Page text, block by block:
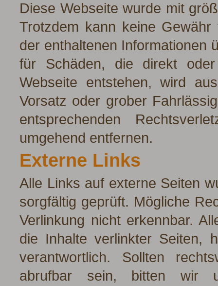
Diese Webseite wurde mit
Trotzdem kann keine
der enthaltenen Informationen
für Schäden, die direkt
Webseite entstehen, wird
Vorsatz oder grober
entsprechenden
umgehend entfernen.
Externe Links
Alle Links auf externe Seiten
sorgfältig geprüft. Mögliche
Verlinkung nicht erkennbar.
die Inhalte verlinkter Seiten,
verantwortlich. Sollten
abrufbar sein, bitten